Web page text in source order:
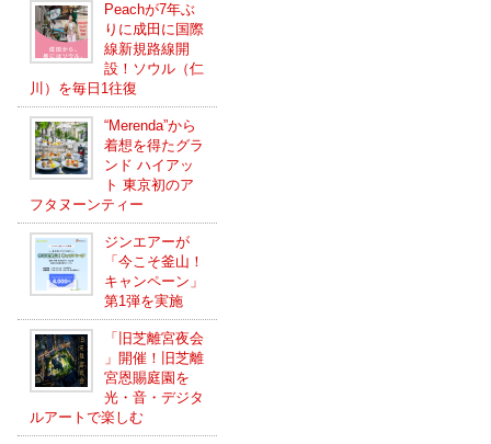
Peachが7年ぶ
りに成田に国際
線新規路線開
設！ソウル（仁
川）を毎日1往復
“Merenda”から
着想を得たグラ
ンド ハイアッ
ト 東京初のア
フタヌーンティー
ジンエアーが
「今こそ釜山！
キャンペーン」
第1弾を実施
「旧芝離宮夜会
」開催！旧芝離
宮恩賜庭園を
光・音・デジタ
ルアートで楽しむ